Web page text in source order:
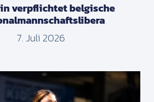
verpflichtet belgische
7. Juli 2026